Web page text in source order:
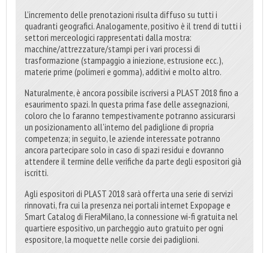
L’incremento delle prenotazioni risulta diffuso su tutti i
quadranti geografici. Analogamente, positivo è il trend di tutti i
settori merceologici rappresentati dalla mostra:
macchine/attrezzature/stampi per i vari processi di
trasformazione (stampaggio a iniezione, estrusione ecc.),
materie prime (polimeri e gomma), additivi e molto altro.
Naturalmente, è ancora possibile iscriversi a PLAST 2018 fino a
esaurimento spazi. In questa prima fase delle assegnazioni,
coloro che lo faranno tempestivamente potranno assicurarsi
un posizionamento all'interno del padiglione di propria
competenza; in seguito, le aziende interessate potranno
ancora partecipare solo in caso di spazi residui e dovranno
attendere il termine delle verifiche da parte degli espositori già
iscritti.
Agli espositori di PLAST 2018 sarà offerta una serie di servizi
rinnovati, fra cui la presenza nei portali internet Expopage e
Smart Catalog di FieraMilano, la connessione wi-fi gratuita nel
quartiere espositivo, un parcheggio auto gratuito per ogni
espositore, la moquette nelle corsie dei padiglioni.